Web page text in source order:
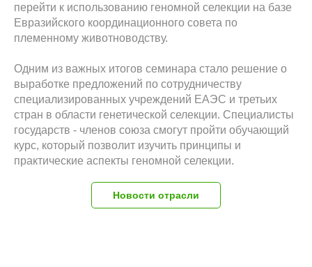
перейти к использованию геномной селекции на базе
Евразийского координационного совета по
племенному животноводству.
Одним из важных итогов семинара стало решение о
выработке предложений по сотрудничеству
специализированных учреждений ЕАЭС и третьих
стран в области генетической селекции. Специалисты
государств - членов союза смогут пройти обучающий
курс, который позволит изучить принципы и
практические аспекты геномной селекции.
Новости отрасли